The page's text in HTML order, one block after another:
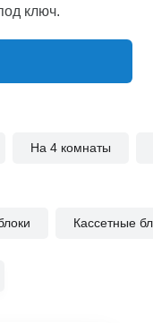
ключ.
На 4 комнаты
Кассетные